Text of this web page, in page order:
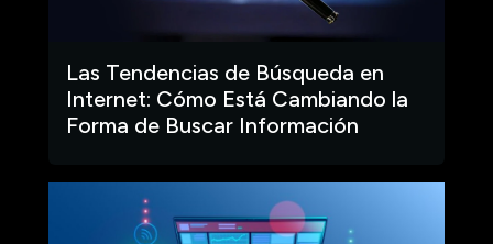
Las Tendencias de Búsqueda en
Internet: Cómo Está Cambiando la
Forma de Buscar Información